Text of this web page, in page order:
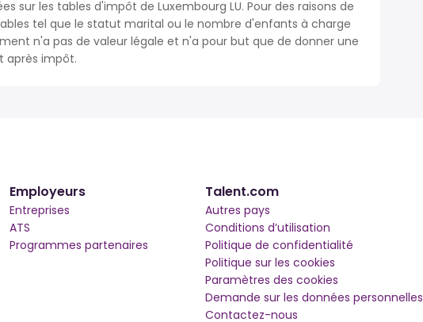
sur les tables d'impôt de Luxembourg LU. Pour des raisons de
tel que le statut marital ou le nombre d'enfants à charge
n'a pas de valeur légale et n'a pour but que de donner une
après impôt.
Employeurs
Entreprises
ATS
Programmes partenaires
Talent.com
Autres pays
Conditions d’utilisation
Politique de confidentialité
Politique sur les cookies
Paramètres des cookies
Demande sur les données personnelles
Contactez-nous